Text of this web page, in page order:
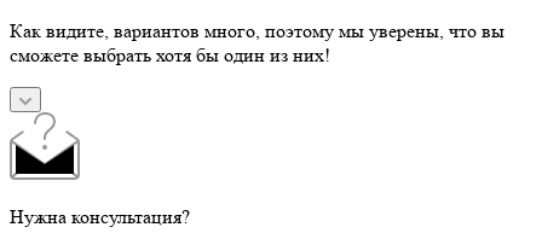
Как видите, вариантов много, поэтому мы уверены, что вы
сможете выбрать хотя бы один из них!
Нужна консультация?